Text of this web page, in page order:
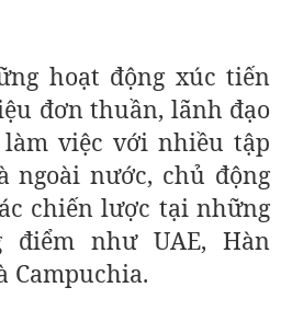
hoạt động xúc tiến
đơn thuần, lãnh đạo
việc với nhiều tập
ngoài nước, chủ động
chiến lược tại những
như UAE, Hàn
Campuchia.